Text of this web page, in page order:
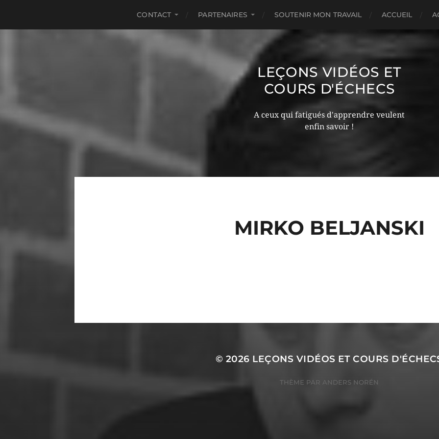
CONTACT PARTENAIRES SOUTENIR MON TRAVAIL ACCUEIL
LEÇONS VIDÉOS ET
COURS D'ÉCHECS
A ceux qui fatigués d'apprendre veulent
enfin savoir !
MIRKO BELJANSKI
© 2026 LEÇONS VIDÉOS ET COURS
THÈME PAR ANDERS NORÉN